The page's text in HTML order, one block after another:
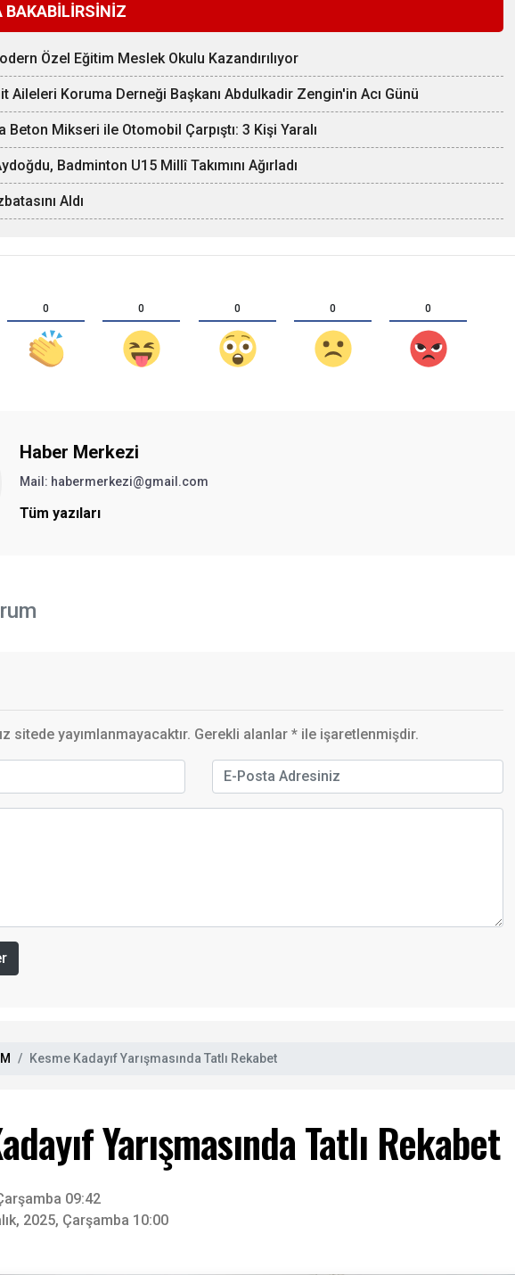
BAKABİLİRSİNİZ
Özel Eğitim Meslek Okulu Kazandırılıyor
Aileleri Koruma Derneği Başkanı Abdulkadir Zengin'in Acı Günü
Beton Mikseri ile Otomobil Çarpıştı: 3 Kişi Yaralı
Badminton U15 Millî Takımını Ağırladı
Aldı
0 0 0 0 0
Haber Merkezi
Mail: habermerkezi@gmail.com
Tüm yazıları
sitede yayımlanmayacaktır. Gerekli alanlar * ile işaretlenmişdir.
Kesme Kadayıf Yarışmasında Tatlı Rekabet
Yarışmasında Tatlı Rekabet
09:42
2025, Çarşamba 10:00